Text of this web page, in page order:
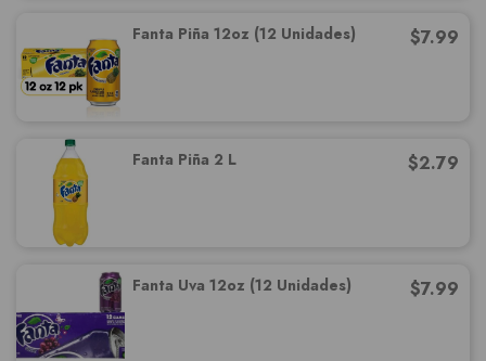
Fanta Piña 12oz (12 Unidades) $7.99
Fanta Piña 2 L $2.79
Fanta Uva 12oz (12 Unidades) $7.99